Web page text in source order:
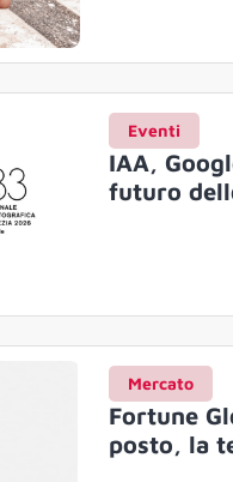
Eventi
IAA,
futuro
Mercato
Fortune
posto, la